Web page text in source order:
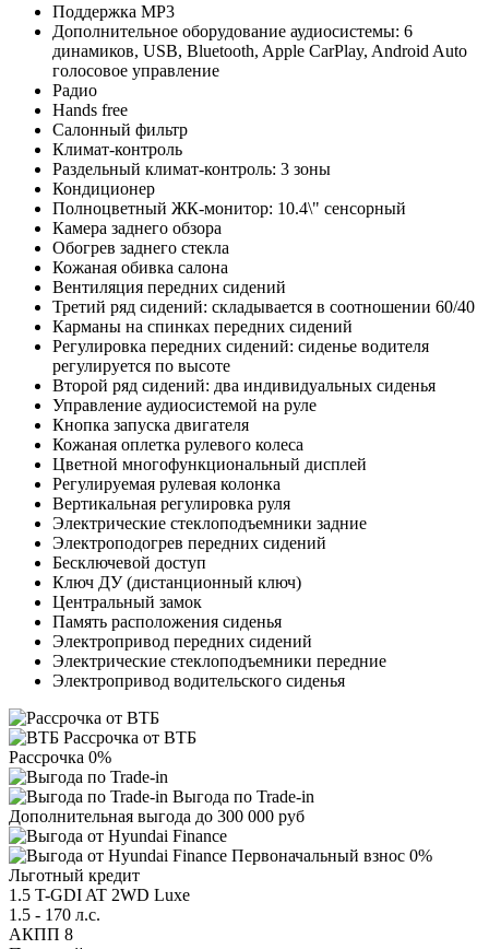
Поддержка MP3
Дополнительное оборудование аудиосистемы: 6
динамиков, USB, Bluetooth, Apple CarPlay, Android Auto
голосовое управление
Радио
Hands free
Салонный фильтр
Климат-контроль
Раздельный климат-контроль: 3 зоны
Кондиционер
Полноцветный ЖК-монитор: 10.4\" сенсорный
Камера заднего обзора
Обогрев заднего стекла
Кожаная обивка салона
Вентиляция передних сидений
Третий ряд сидений: складывается в соотношении 60/40
Карманы на спинках передних сидений
Регулировка передних сидений: сиденье водителя
регулируется по высоте
Второй ряд сидений: два индивидуальных сиденья
Управление аудиосистемой на руле
Кнопка запуска двигателя
Кожаная оплетка рулевого колеса
Цветной многофункциональный дисплей
Регулируемая рулевая колонка
Вертикальная регулировка руля
Электрические стеклоподъемники задние
Электроподогрев передних сидений
Бесключевой доступ
Ключ ДУ (дистанционный ключ)
Центральный замок
Память расположения сиденья
Электропривод передних сидений
Электрические стеклоподъемники передние
Электропривод водительского сиденья
Рассрочка от ВТБ
Рассрочка 0%
Выгода по Trade-in
Дополнительная выгода до 300 000 руб
Первоначальный взнос 0%
Льготный кредит
1.5 T-GDI AT 2WD Luxe
1.5 - 170 л.с.
АКПП 8